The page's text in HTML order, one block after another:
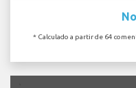
* Calculado a partir de 64